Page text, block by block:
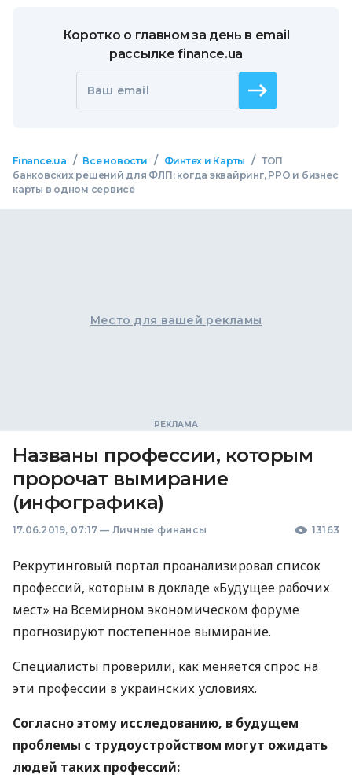
Коротко о главном за день в email
рассылке finance.ua
Ваш email
Finance.ua / Все новости / Финтех и Карты / ТОП
банковских решений для ФЛП: когда эквайринг, РРО и бизнес
карты в одном сервисе
Место для вашей рекламы
Названы профессии, которым
пророчат вымирание
(инфографика)
17.06.2019, 07:17 — Личные финансы 13163
Рекрутинговый портал проанализировал список
профессий, которым в докладе «Будущее рабочих
мест» на Всемирном экономическом форуме
прогнозируют постепенное вымирание.
Специалисты проверили, как меняется спрос на
эти профессии в украинских условиях.
Согласно этому исследованию, в будущем
проблемы с трудоустройством могут ожидать
людей таких профессий: